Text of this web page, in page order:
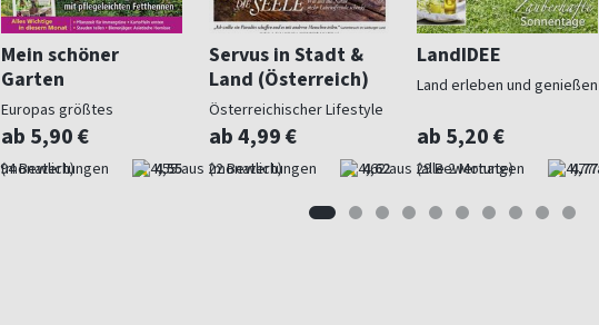
Mein schöner
Garten
Europas größtes
Gartenmagazin
ab 5,90 €
(monatlich) 4,55
Servus in Stadt &
Land (Österreich)
Österreichischer Lifestyle
ab 4,99 €
(monatlich) 4,62
LandIDEE
Land erleben und genießen
ab 5,20 €
(alle 2 Monate) 4,77